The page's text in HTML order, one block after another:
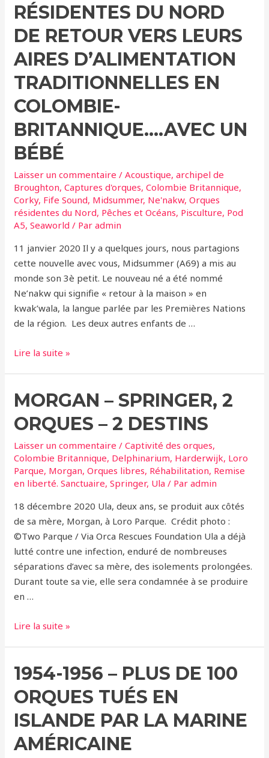
RÉSIDENTES DU NORD
DE RETOUR VERS LEURS
AIRES D’ALIMENTATION
TRADITIONNELLES EN
COLOMBIE-
BRITANNIQUE….AVEC UN
BÉBÉ
Laisser un commentaire /Acoustique,archipel de
Broughton,Captures d'orques,Colombie Britannique,
Corky, Fife Sound, Midsummer, Ne'nakw,Orques
résidentes du Nord, Pêches et Océans, Pisculture, Pod
A5,Seaworld / Paradmin
11 janvier 2020 Il y a quelques jours, nous partagions
cette nouvelle avec vous, Midsummer (A69) a mis au
monde son 3è petit. Le nouveau né a été nommé
Ne’nakw qui signifie « retour à la maison » en
kwak’wala, la langue parlée par les Premières Nations
de la région. Les deux autres enfants de …
Le
des
résidentes
du
Nord
de
retour
vers
leurs
aires
d’alimentation
traditionnelles
en
Colombie-
un
Lire la suite »
MORGAN – SPRINGER, 2
ORQUES – 2 DESTINS
Laisser un commentaire /Captivité des orques,
Colombie Britannique, Delphinarium, Harderwijk, Loro
Parque, Morgan,Orques libres, Réhabilitation, Remise
en liberté. Sanctuaire,Springer, Ula / Paradmin
18 décembre 2020 Ula, deux ans, se produit aux côtés
de sa mère, Morgan, à Loro Parque. Crédit photo :
©Two Parque / Via Orca Rescues Foundation Ula a déjà
lutté contre une infection, enduré de nombreuses
séparations d’avec sa mère, des isolements prolongées.
Durant toute sa vie, elle sera condamnée à se produire
en …
Morgan
2
–
2
destins
Lire la suite »
1954-1956 – PLUS DE 100
ORQUES TUÉS EN
ISLANDE PAR LA MARINE
AMÉRICAINE